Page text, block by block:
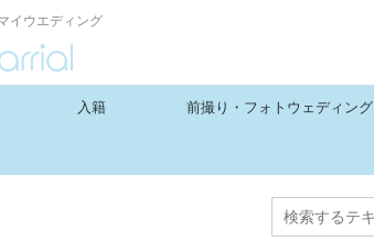
イウエディング
入籍 前撮り・フォトウェディング